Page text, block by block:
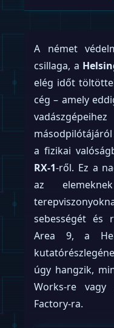
A német
csillaga, a
elég időt
cég – amely
a fizikai
RX-1-ről. Ez a
az
sebességét és
Area 9, a
úgy hangzik,
Works-re vagy
Factory-ra.